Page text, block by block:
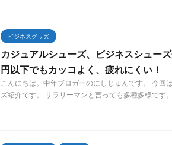
ビジネスグッズ
カジュアルシューズ、ビジネスシュー
円以下でもカッコよく、疲れにくい！
こんにちは。中年ブロガーのにしじゅんです。 今
ズ紹介です。 サラリーマンと言っても多種多様です